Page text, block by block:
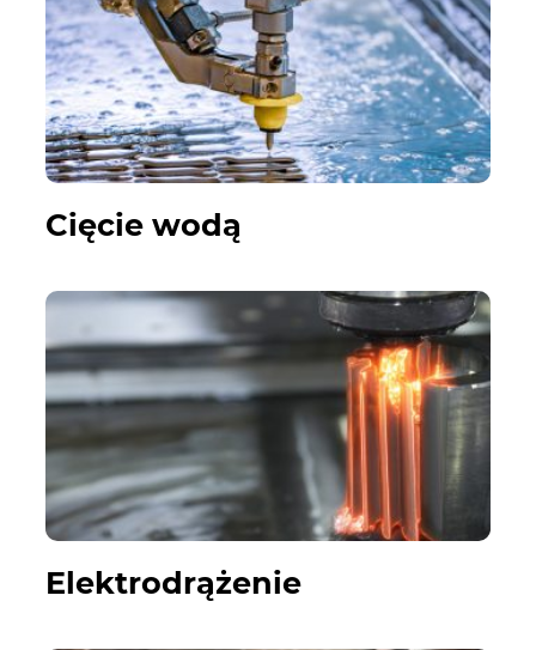
Cięcie wodą
Elektrodrążenie